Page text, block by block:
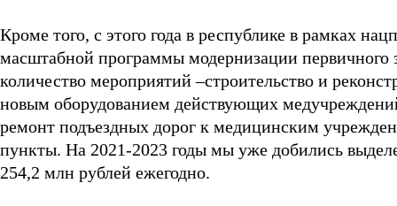
Кроме того, с этого года в республике в рамках
масштабной программы модернизации первичного
количество мероприятий –строительство и
новым оборудованием действующих
ремонт подъездных дорог к медицинским
пункты. На 2021-2023 годы мы уже добились
254,2 млн рублей ежегодно.